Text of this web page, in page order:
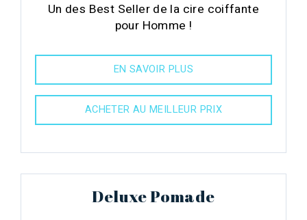
Un des Best Seller de la cire coiffante
pour Homme !
EN SAVOIR PLUS
ACHETER AU MEILLEUR PRIX
Deluxe Pomade